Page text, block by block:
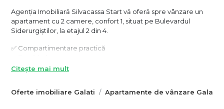
Oferte imobiliare Galati Apartamente de vânzare Galati
Agenția Imobiliară Silvacassa Start vă oferă spre vânzare un
apartament cu 2 camere, confort 1, situat pe Bulevardul
Siderurgiștilor, la etajul 2 din 4.
✅ Compartimentare practică
✅ Etaj intermediar, ideal pentru confort și accesibilitate
Citește mai mult